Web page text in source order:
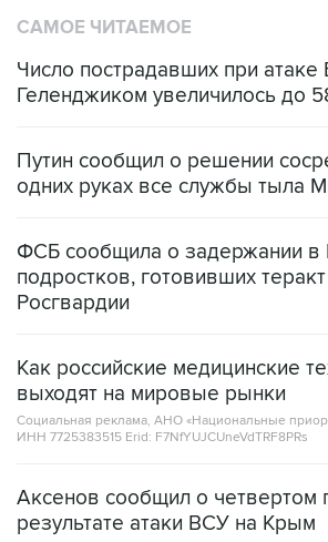
САМОЕ ЧИТАЕМОЕ
Число пострадавших при
Геленджиком увеличилось до
Путин сообщил о решении
одних руках все службы тыла
ФСБ сообщила о задержании в
подростков, готовивших
Росгвардии
Как российские медицинские
выходят на мировые рынки
Социальная реклама, АНО «Национальные
ИНН 7725383515 Erid: F7NfYUJCUneVdTRF8PRs
Аксенов сообщил о четвертом
результате атаки ВСУ на Крым